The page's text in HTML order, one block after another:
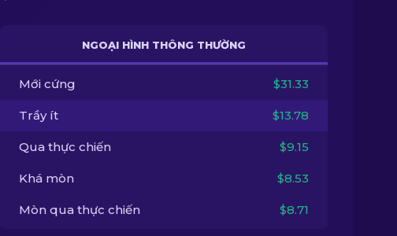
NGOẠI HÌNH THÔNG THƯỜNG
Mới cứng $31.33
Trầy ít $13.78
Qua thực chiến $9.15
Khá mòn $8.53
Mòn qua thực chiến $8.71